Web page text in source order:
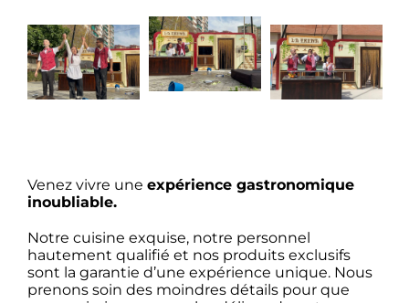
Venez vivre une expérience gastronomique
inoubliable.
Notre cuisine exquise, notre personnel
hautement qualifié et nos produits exclusifs
sont la garantie d’une expérience unique. Nous
prenons soin des moindres détails pour que